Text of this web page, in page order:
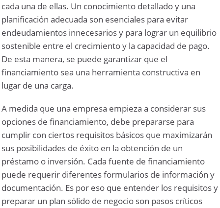
cada una de ellas. Un conocimiento detallado y una
planificación adecuada son esenciales para evitar
endeudamientos innecesarios y para lograr un equilibrio
sostenible entre el crecimiento y la capacidad de pago.
De esta manera, se puede garantizar que el
financiamiento sea una herramienta constructiva en
lugar de una carga.
A medida que una empresa empieza a considerar sus
opciones de financiamiento, debe prepararse para
cumplir con ciertos requisitos básicos que maximizarán
sus posibilidades de éxito en la obtención de un
préstamo o inversión. Cada fuente de financiamiento
puede requerir diferentes formularios de información y
documentación. Es por eso que entender los requisitos y
preparar un plan sólido de negocio son pasos críticos